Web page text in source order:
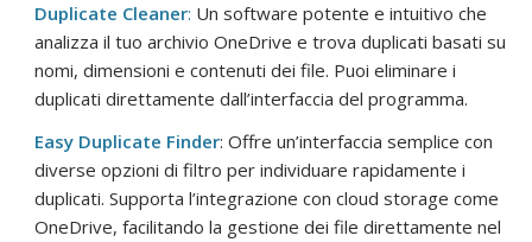
Duplicate Cleaner: Un software potente e intuitivo che
analizza il tuo archivio OneDrive e trova duplicati basati su
nomi, dimensioni e contenuti dei file. Puoi eliminare i
duplicati direttamente dall’interfaccia del programma.
Easy Duplicate Finder: Offre un’interfaccia semplice con
diverse opzioni di filtro per individuare rapidamente i
duplicati. Supporta l’integrazione con cloud storage come
OneDrive, facilitando la gestione dei file direttamente nel